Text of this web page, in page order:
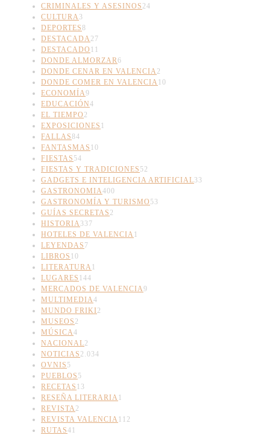
CRIMINALES Y ASESINOS 24
CULTURA 3
DEPORTES8
DESTACADA 27
DESTACADO 11
DONDE ALMORZAR6
DONDE CENAR EN VALENCIA 2
DONDE COMER EN VALENCIA 10
ECONOMÍA9
EDUCACIÓN4
EL TIEMPO 2
EXPOSICIONES 1
FALLAS84
FANTASMAS 10
FIESTAS 54
FIESTAS Y TRADICIONES 52
GADGETS E INTELIGENCIA ARTIFICIAL33
GASTRONOMIA400
GASTRONOMÍA Y TURISMO 53
GUÍAS SECRETAS 2
HISTORIA 337
HOTELES DE VALENCIA 1
LEYENDAS 7
LIBROS 10
LITERATURA 1
LUGARES 144
MERCADOS DE VALENCIA9
MULTIMEDIA4
MUNDO FRIKI2
MUSEOS 2
MÚSICA4
NACIONAL2
NOTICIAS 2.034
OVNIS 5
PUEBLOS 5
RECETAS 13
RESEÑA LITERARIA 1
REVISTA 2
REVISTA VALENCIA 112
RUTAS41